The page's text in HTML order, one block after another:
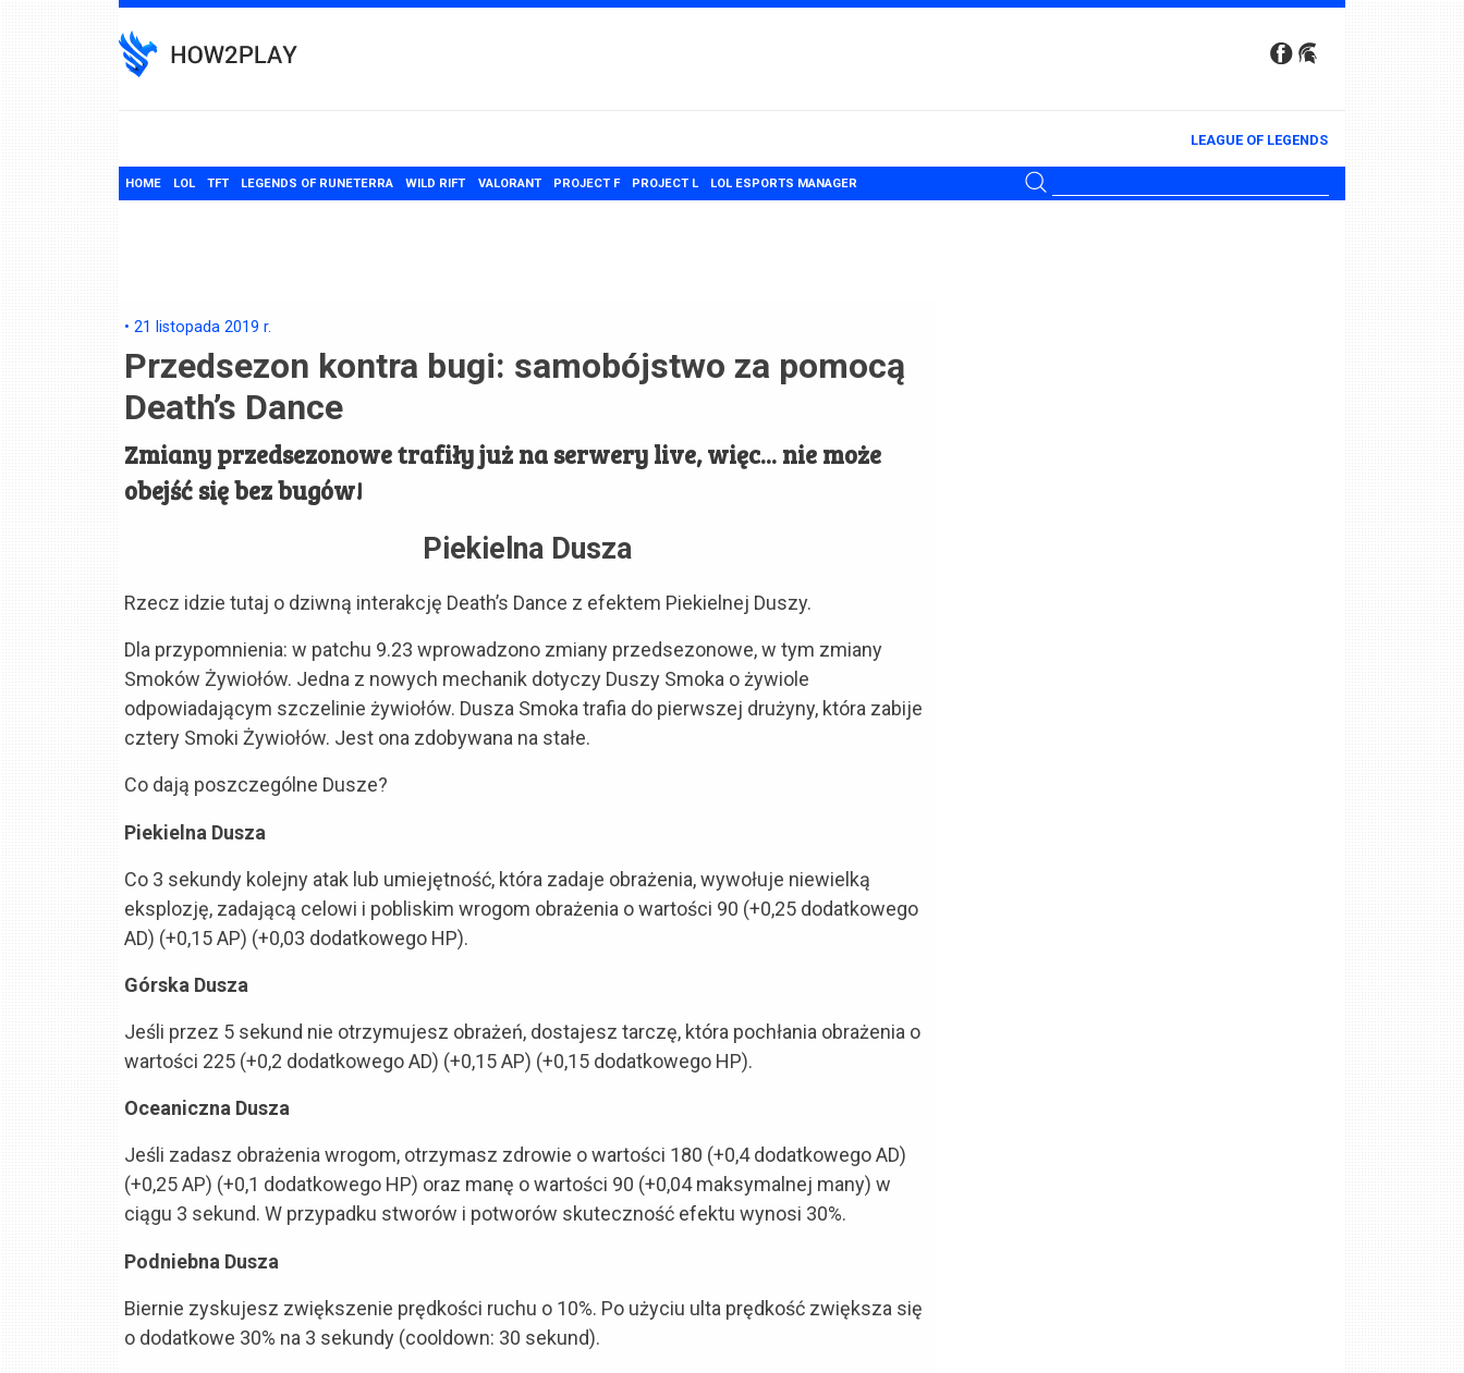
to
content
LEAGUE OF LEGENDS
HOME LOL TFT LEGENDS OF RUNETERRA WILD RIFT VALORANT PROJECT F PROJECT L LOL ESPORTS MANAGER
• 21 listopada 2019 r.
Przedsezon kontra bugi: samobójstwo za pomocą
Death’s Dance
Zmiany przedsezonowe trafiły już na serwery live, więc... nie może
obejść się bez bugów!
Piekielna Dusza
Rzecz idzie tutaj o dziwną interakcję Death’s Dance z efektem Piekielnej Duszy.
Dla przypomnienia: w patchu 9.23 wprowadzono zmiany przedsezonowe, w tym zmiany
Smoków Żywiołów. Jedna z nowych mechanik dotyczy Duszy Smoka o żywiole
odpowiadającym szczelinie żywiołów. Dusza Smoka trafia do pierwszej drużyny, która zabije
cztery Smoki Żywiołów. Jest ona zdobywana na stałe.
Co dają poszczególne Dusze?
Piekielna Dusza
Co 3 sekundy kolejny atak lub umiejętność, która zadaje obrażenia, wywołuje niewielką
eksplozję, zadającą celowi i pobliskim wrogom obrażenia o wartości 90 (+0,25 dodatkowego
AD) (+0,15 AP) (+0,03 dodatkowego HP).
Górska Dusza
Jeśli przez 5 sekund nie otrzymujesz obrażeń, dostajesz tarczę, która pochłania obrażenia o
wartości 225 (+0,2 dodatkowego AD) (+0,15 AP) (+0,15 dodatkowego HP).
Oceaniczna Dusza
Jeśli zadasz obrażenia wrogom, otrzymasz zdrowie o wartości 180 (+0,4 dodatkowego AD)
(+0,25 AP) (+0,1 dodatkowego HP) oraz manę o wartości 90 (+0,04 maksymalnej many) w
ciągu 3 sekund. W przypadku stworów i potworów skuteczność efektu wynosi 30%.
Podniebna Dusza
Biernie zyskujesz zwiększenie prędkości ruchu o 10%. Po użyciu ulta prędkość zwiększa się
o dodatkowe 30% na 3 sekundy (cooldown: 30 sekund).